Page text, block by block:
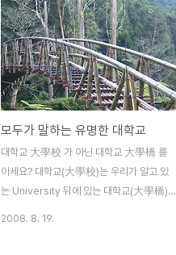
모두가 말하는 유명한 대학교
대학교 大學校 가 아닌 대학교 大學橋 를
아세요? 대학교(大學校)는 우리가 알고 있
는 University 뒤에 있는 대학교(大學橋)는
2008. 8. 19.